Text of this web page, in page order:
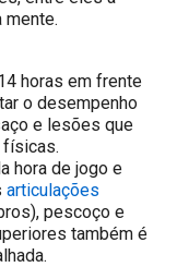
mente.
horas em frente
o desempenho
e lesões que
físicas.
hora de jogo e
articulações
pescoço e
também é